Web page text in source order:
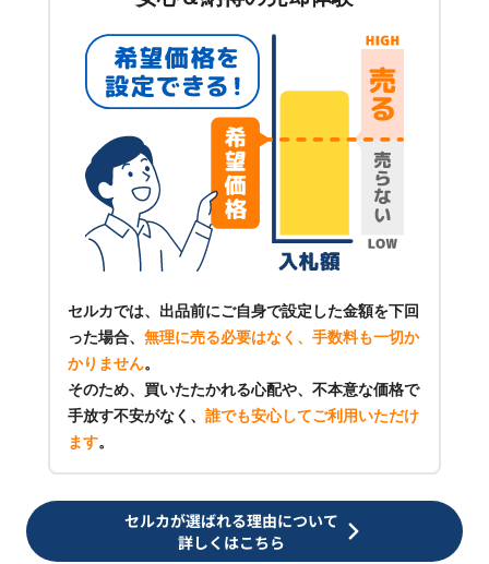
セルカでは、出品前にご自身で設定した金額を下回
った場合、 無理に売る必要はなく、手数料も一切か
かりません。
そのため、買いたたかれる心配や、不本意な価格で
手放す不安がなく、 誰でも安心してご利用いただけ
ます。
セルカが選ばれる理由について
詳しくはこちら